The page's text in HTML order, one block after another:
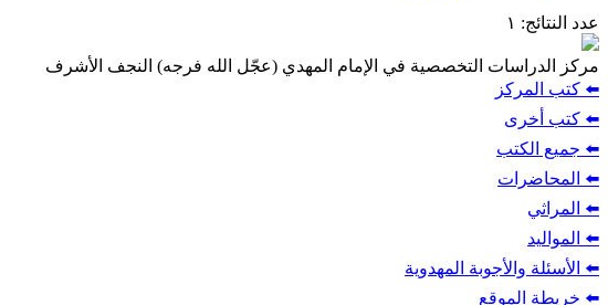
عدد النتائج: ١
مركز الدراسات التخصصية في الإمام المهدي (عجّل الله فرجه) النجف الأشرف
⬅️ كتب المركز
⬅️ كتب أخرى
⬅️ جميع الكتب
⬅️ المحاضرات
⬅️ المراثي
⬅️ المواليد
⬅️ الأسئلة والأجوبة المهدوية
⬅️ خريطة الموقع